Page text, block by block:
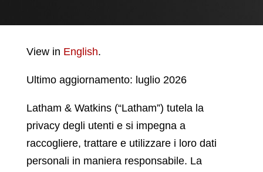
View in English.
Ultimo aggiornamento: luglio 2026
Latham & Watkins (“Latham”) tutela la
privacy degli utenti e si impegna a
raccogliere, trattare e utilizzare i loro dati
personali in maniera responsabile. La